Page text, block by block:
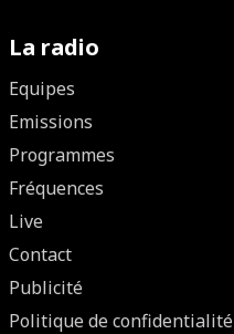
La radio
Equipes
Emissions
Programmes
Fréquences
Live
Contact
Publicité
Politique de confidentialité